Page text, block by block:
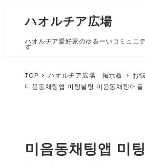
ハオルチア広場
ハオルチア愛好家のゆるーいコミュニ
す
TOP ハオルチア広場 掲示板
お
미음동채팅앱 미팅불팅 미음동채팅어플
미음동채팅앱 미